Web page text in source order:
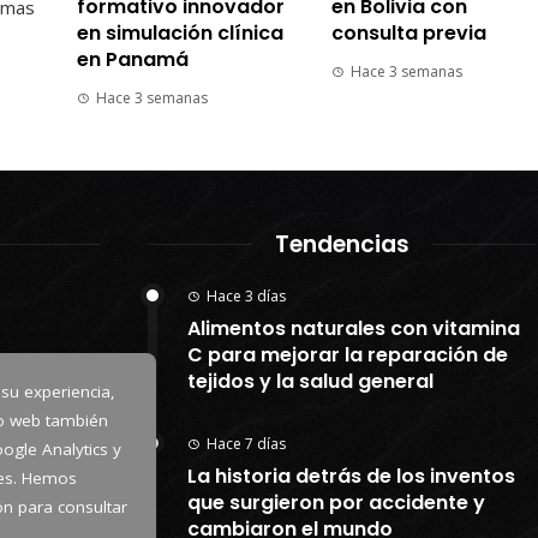
experiencia,
web también
Analytics y
Hemos
para consultar
formativo innovador
en simulación clínica
en Panamá
Hace 3 semanas
en Bolivia con
consulta previa
Hace 3 semanas
Tendencias
Hace 3 días
Alimentos naturales con vitamina
C para mejorar la reparación de
tejidos y la salud general
Hace 7 días
La historia detrás de los inventos
que surgieron por accidente y
cambiaron el mundo